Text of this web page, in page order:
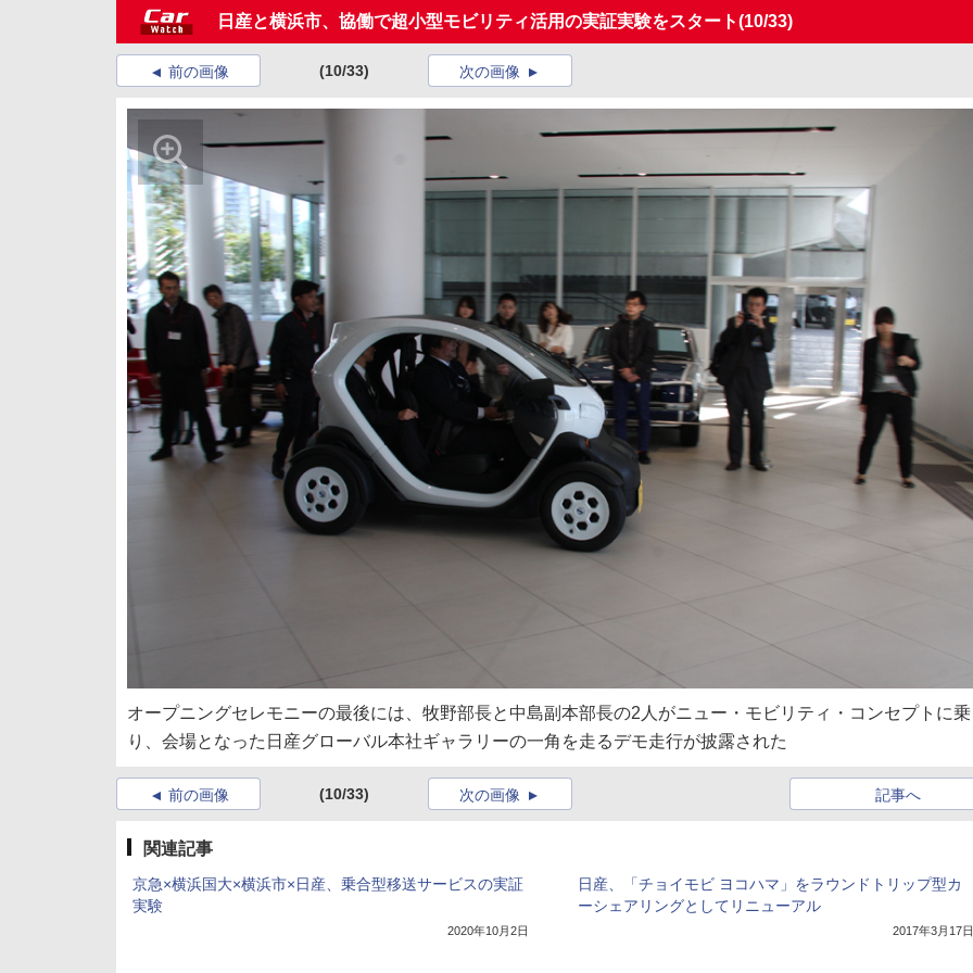
日産と横浜市、協働で超小型モビリティ活用の実証実験をスタート(10/33)
前の画像 (10/33) 次の画像
オープニングセレモニーの最後には、牧野部長と中島副本部長の2人がニュー・モビリティ・コンセプトに乗
り、会場となった日産グローバル本社ギャラリーの一角を走るデモ走行が披露された
前の画像 (10/33) 記事へ
次の画像
関連記事
京急×横浜国大×横浜市×日産、乗合型移送サービスの実証
実験
2020年10月2日
日産、「チョイモビ ヨコハマ」をラウンドトリップ型カ
ーシェアリングとしてリニューアル
2017年3月17日